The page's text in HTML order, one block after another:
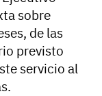
sobre
de las
previsto
servicio al